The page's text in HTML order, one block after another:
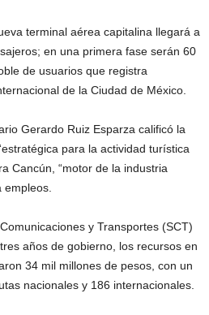
terminal aérea capitalina llegará a
en una primera fase serán 60
de usuarios que registra
de la Ciudad de México.
Gerardo Ruiz Esparza calificó la
para la actividad turística
Cancún, “motor de la industria
y Transportes (SCT)
años de gobierno, los recursos en
34 mil millones de pesos, con un
nacionales y 186 internacionales.